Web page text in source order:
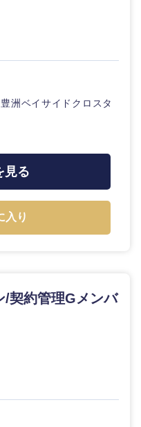
洲ベイサイドクロスタ
見る
入り
/契約管理Gメンバ